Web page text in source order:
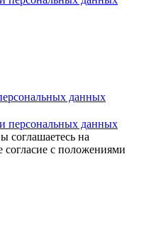
данных
персональных данных
соглашаетесь на
согласие с положениями